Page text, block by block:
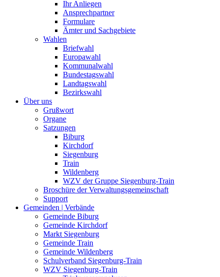
Ihr Anliegen
Ansprechpartner
Formulare
Ämter und Sachgebiete
Wahlen
Briefwahl
Europawahl
Kommunalwahl
Bundestagswahl
Landtagswahl
Bezirkswahl
Über uns
Grußwort
Organe
Satzungen
Biburg
Kirchdorf
Siegenburg
Train
Wildenberg
WZV der Gruppe Siegenburg-Train
Broschüre der Verwaltungsgemeinschaft
Support
Gemeinden | Verbände
Gemeinde Biburg
Gemeinde Kirchdorf
Markt Siegenburg
Gemeinde Train
Gemeinde Wildenberg
Schulverband Siegenburg-Train
WZV Siegenburg-Train